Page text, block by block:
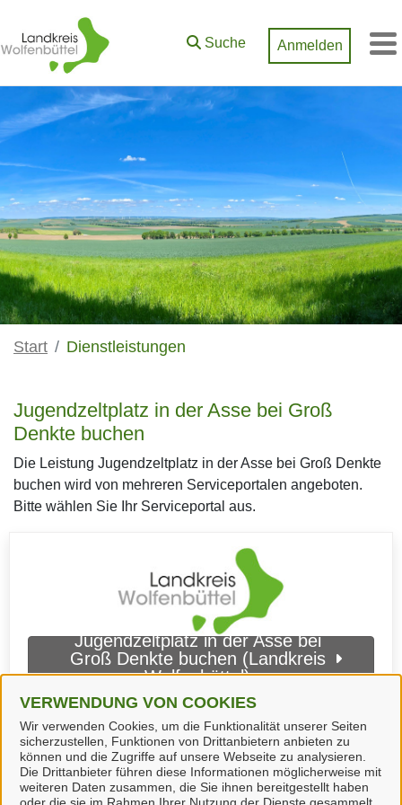
Zum Hauptinhalt springen
VERWENDUNG VON COOKIES
Wir verwenden Cookies, um die Funktionalität unserer Seiten
sicherzustellen, Funktionen von Drittanbietern anbieten zu
können und die Zugriffe auf unsere Webseite zu analysieren.
Die Drittanbieter führen diese Informationen möglicherweise mit
weiteren Daten zusammen, die Sie ihnen bereitgestellt haben
Suche Anmelden
Start Dienstleistungen
Jugendzeltplatz in der Asse bei Groß
Denkte buchen
Die Leistung Jugendzeltplatz in der Asse bei Groß Denkte
buchen wird von mehreren Serviceportalen angeboten.
Bitte wählen Sie Ihr Serviceportal aus.
Jugendzeltplatz in der Asse bei
Groß Denkte buchen (Landkreis
Wolfenbüttel)